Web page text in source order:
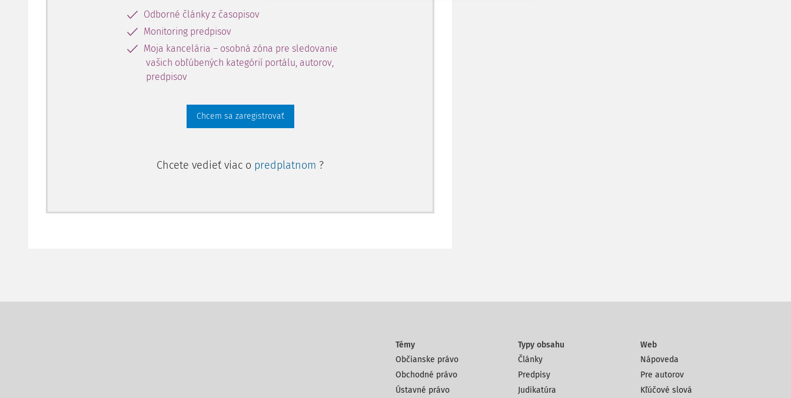
Odborné články z časopisov
Monitoring predpisov
Moja kancelária – osobná zóna pre sledovanie
vašich obľúbených kategórií portálu, autorov,
predpisov
Chcem sa zaregistrovať
Chcete vedieť viac o predplatnom ?
Témy
Občianske právo
Obchodné právo
Ústavné právo
Typy obsahu
Články
Predpisy
Judikatúra
Web
Nápoveda
Pre autorov
Kľúčové slová